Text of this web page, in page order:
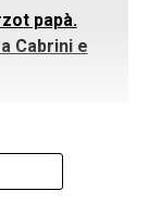
papà.
Cabrini e